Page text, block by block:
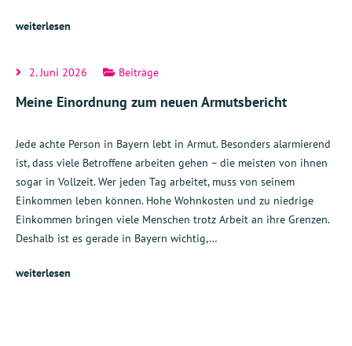
weiterlesen
2. Juni 2026 Beiträge
Meine Einordnung zum neuen Armutsbericht
Jede achte Person in Bayern lebt in Armut. Besonders alarmierend
ist, dass viele Betroffene arbeiten gehen – die meisten von ihnen
sogar in Vollzeit. Wer jeden Tag arbeitet, muss von seinem
Einkommen leben können. Hohe Wohnkosten und zu niedrige
Einkommen bringen viele Menschen trotz Arbeit an ihre Grenzen.
Deshalb ist es gerade in Bayern wichtig,…
weiterlesen